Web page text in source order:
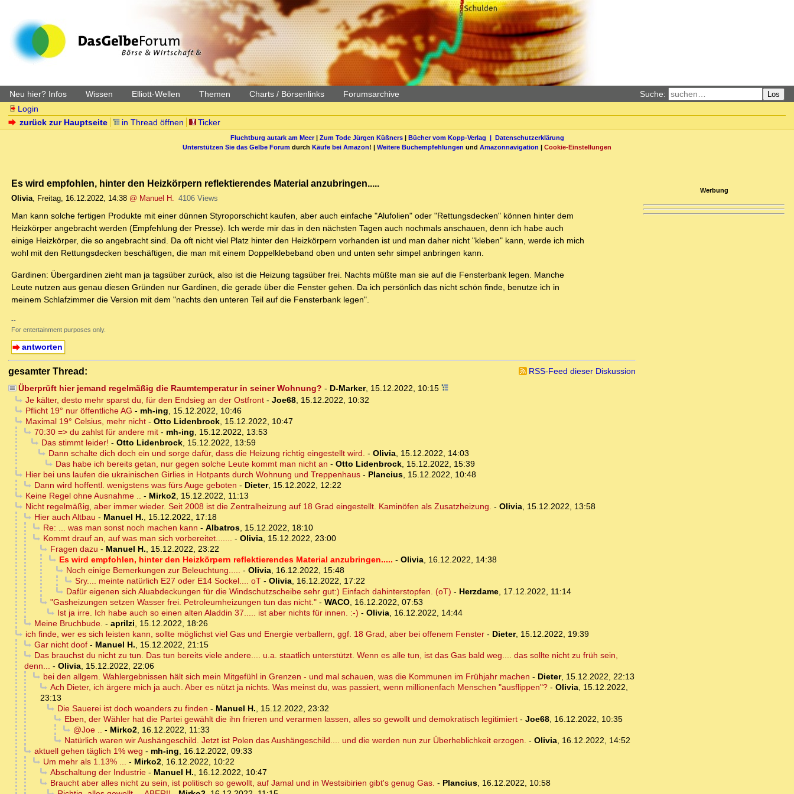
Neu hier? Infos Wissen Elliott-Wellen Themen Charts / Börsenlinks Forumsarchive Suche: Los
Login
zurück zur Hauptseite
in Thread öffnen Ticker
Fluchtburg autark am Meer| Zum Tode Jürgen Küßners| Bücher vom Kopp-Verlag | Datenschutzerklärung
Unterstützen Sie das Gelbe Forum durch Käufe bei Amazon! | Weitere Buchempfehlungen und Amazonnavigation | Cookie-Einstellungen
Es wird empfohlen, hinter den Heizkörpern reflektierendes Material anzubringen.....
Olivia, Freitag, 16.12.2022, 14:38 @ Manuel H. 4106 Views
Man kann solche fertigen Produkte mit einer dünnen Styroporschicht kaufen, aber auch einfache "Alufolien" oder "Rettungsdecken" können hinter dem
Heizkörper angebracht werden (Empfehlung der Presse). Ich werde mir das in den nächsten Tagen auch nochmals anschauen, denn ich habe auch
einige Heizkörper, die so angebracht sind. Da oft nicht viel Platz hinter den Heizkörpern vorhanden ist und man daher nicht "kleben" kann, werde ich mich
wohl mit den Rettungsdecken beschäftigen, die man mit einem Doppelklebeband oben und unten sehr simpel anbringen kann.
Gardinen: Übergardinen zieht man ja tagsüber zurück, also ist die Heizung tagsüber frei. Nachts müßte man sie auf die Fensterbank legen. Manche
Leute nutzen aus genau diesen Gründen nur Gardinen, die gerade über die Fenster gehen. Da ich persönlich das nicht schön finde, benutze ich in
meinem Schlafzimmer die Version mit dem "nachts den unteren Teil auf die Fensterbank legen".
--
For entertainment purposes only.
antworten
gesamter Thread:
RSS-Feed dieser Diskussion
Überprüft hier jemand regelmäßig die Raumtemperatur in seiner Wohnung? - D-Marker, 15.12.2022, 10:15
Je kälter, desto mehr sparst du, für den Endsieg an der Ostfront- Joe68, 15.12.2022, 10:32
Pflicht 19° nur öffentliche AG - mh-ing, 15.12.2022, 10:46
Maximal 19° Celsius, mehr nicht- Otto Lidenbrock, 15.12.2022, 10:47
70:30 => du zahlst für andere mit- mh-ing, 15.12.2022, 13:53
Das stimmt leider! - Otto Lidenbrock, 15.12.2022, 13:59
Dann schalte dich doch ein und sorge dafür, dass die Heizung richtig eingestellt wird. - Olivia, 15.12.2022, 14:03
Das habe ich bereits getan, nur gegen solche Leute kommt man nicht an - Otto Lidenbrock, 15.12.2022, 15:39
Hier bei uns laufen die ukrainischen Girlies in Hotpants durch Wohnung und Treppenhaus- Plancius, 15.12.2022, 10:48
Dann wird hoffentl. wenigstens was fürs Auge geboten - Dieter, 15.12.2022, 12:22
Keine Regel ohne Ausnahme .. - Mirko2, 15.12.2022, 11:13
Nicht regelmäßig, aber immer wieder. Seit 2008 ist die Zentralheizung auf 18 Grad eingestellt. Kaminöfen als Zusatzheizung. - Olivia, 15.12.2022, 13:58
Hier auch Altbau - Manuel H., 15.12.2022, 17:18
Re: ... was man sonst noch machen kann - Albatros, 15.12.2022, 18:10
Kommt drauf an, auf was man sich vorbereitet....... - Olivia, 15.12.2022, 23:00
Fragen dazu - Manuel H., 15.12.2022, 23:22
Es wird empfohlen, hinter den Heizkörpern reflektierendes Material anzubringen..... - Olivia, 16.12.2022, 14:38
Noch einige Bemerkungen zur Beleuchtung..... - Olivia, 16.12.2022, 15:48
Sry.... meinte natürlich E27 oder E14 Sockel.... oT- Olivia, 16.12.2022, 17:22
Dafür eigenen sich Aluabdeckungen für die Windschutzscheibe sehr gut:) Einfach dahinterstopfen. (oT) - Herzdame, 17.12.2022, 11:14
"Gasheizungen setzen Wasser frei. Petroleumheizungen tun das nicht."- WACO, 16.12.2022, 07:53
Ist ja irre. Ich habe auch so einen alten Aladdin 37..... ist aber nichts für innen. :-) - Olivia, 16.12.2022, 14:44
Meine Bruchbude. - aprilzi, 15.12.2022, 18:26
ich finde, wer es sich leisten kann, sollte möglichst viel Gas und Energie verballern, ggf. 18 Grad, aber bei offenem Fenster- Dieter, 15.12.2022, 19:39
Gar nicht doof- Manuel H., 15.12.2022, 21:15
Das brauchst du nicht zu tun. Das tun bereits viele andere.... u.a. staatlich unterstützt. Wenn es alle tun, ist das Gas bald weg.... das sollte nicht zu früh sein,
denn... - Olivia, 15.12.2022, 22:06
bei den allgem. Wahlergebnissen hält sich mein Mitgefühl in Grenzen - und mal schauen, was die Kommunen im Frühjahr machen - Dieter, 15.12.2022, 22:13
Ach Dieter, ich ärgere mich ja auch. Aber es nützt ja nichts. Was meinst du, was passiert, wenn millionenfach Menschen "ausflippen"?- Olivia, 15.12.2022,
23:13
Die Sauerei ist doch woanders zu finden - Manuel H., 15.12.2022, 23:32
Eben, der Wähler hat die Partei gewählt die ihn frieren und verarmen lassen, alles so gewollt und demokratisch legitimiert- Joe68, 16.12.2022, 10:35
@Joe .. - Mirko2, 16.12.2022, 11:33
Natürlich waren wir Aushängeschild. Jetzt ist Polen das Aushängeschild.... und die werden nun zur Überheblichkeit erzogen. - Olivia, 16.12.2022, 14:52
aktuell gehen täglich 1% weg - mh-ing, 16.12.2022, 09:33
Um mehr als 1.13% ... - Mirko2, 16.12.2022, 10:22
Abschaltung der Industrie- Manuel H., 16.12.2022, 10:47
Braucht aber alles nicht zu sein, ist politisch so gewollt, auf Jamal und in Westsibirien gibt's genug Gas. - Plancius, 16.12.2022, 10:58
Werbung